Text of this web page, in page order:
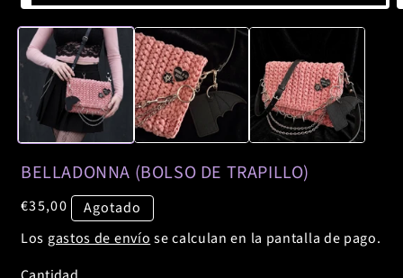
ABRIR
ELEMENTO
MULTIMEDIA
1
EN
UNA
VENTANA
MODAL
BELLADONNA (BOLSO DE TRAPILLO)
Precio
habitual
€35,00
Agotado
Los gastos de envío se calculan en la pantalla de pago.